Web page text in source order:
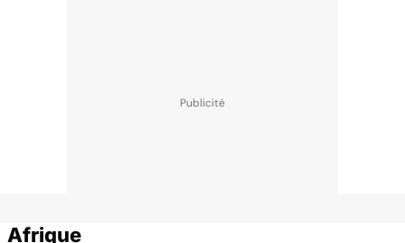
Afrique